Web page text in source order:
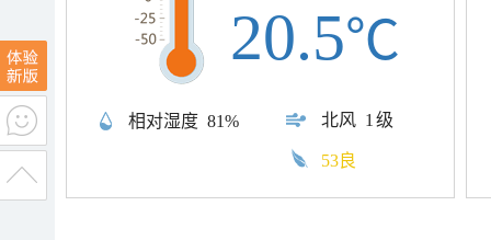
相对湿度 81% 北风 1级
20.5℃
53良